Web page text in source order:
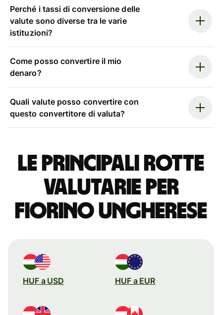
Perché i tassi di conversione delle
valute sono diverse tra le varie
istituzioni?
Come posso convertire il mio
denaro?
Quali valute posso convertire con
questo convertitore di valuta?
Le principali rotte
valutarie per
fiorino ungherese
HUF a USD HUF a EUR